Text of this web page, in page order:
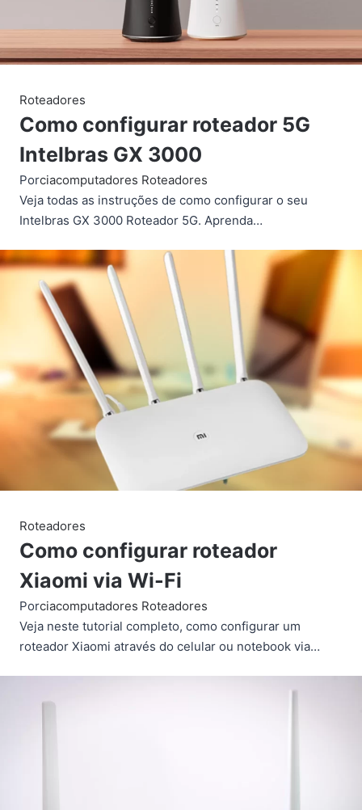
Roteadores
Como configurar roteador 5G
Intelbras GX 3000
Porciacomputadores Roteadores
Veja todas as instruções de como configurar o seu
Intelbras GX 3000 Roteador 5G. Aprenda…
Roteadores
Como configurar roteador
Xiaomi via Wi-Fi
Porciacomputadores Roteadores
Veja neste tutorial completo, como configurar um
roteador Xiaomi através do celular ou notebook via…